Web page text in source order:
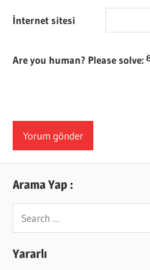
İnternet sitesi
Are you human? Please solve:
Arama Yap :
Search
for:
Yararlı